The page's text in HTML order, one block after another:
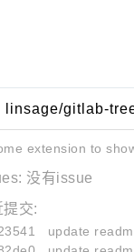
linsage/gitlab-
extension to
没有issue
提交:
update